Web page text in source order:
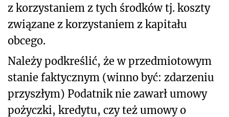
z korzystaniem z tych środków tj. koszty
związane z korzystaniem z kapitału
obcego.
Należy podkreślić, że w przedmiotowym
stanie faktycznym (winno być: zdarzeniu
przyszłym) Podatnik nie zawarł umowy
pożyczki, kredytu, czy też umowy o